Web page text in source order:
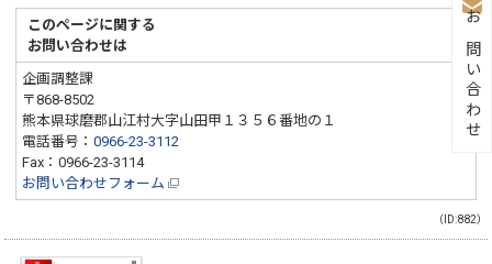
お問い合わせ
このページに関する
お問い合わせは
企画調整課
〒868-8502
熊本県球磨郡山江村大字山田甲１３５６番地の１
電話番号：0966-23-3112
Fax：0966-23-3114
お問い合わせフォーム
（ID:882）